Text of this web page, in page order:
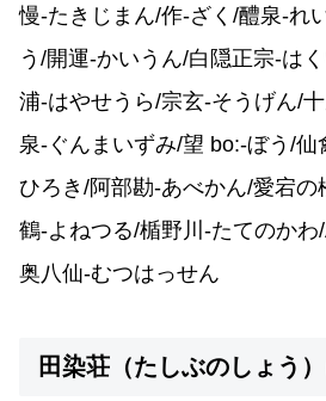
慢-たきじまん/作-ざく/醴泉-れ
う/開運-かいうん/白隠正宗-は
浦-はやせうら/宗玄-そうげん/
泉-ぐんまいずみ/望 bo:-ぼう/
ひろき/阿部勘-あべかん/愛宕の
鶴-よねつる/楯野川-たてのか
奥八仙-むつはっせん
田染荘（たしぶのしょう